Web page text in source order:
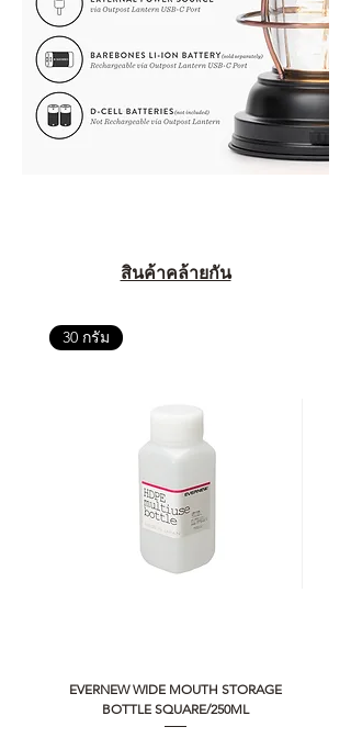
สินค้าคล้ายกัน
30 กรัม
EVERNEW WIDE MOUTH STORAGE
BOTTLE SQUARE/250ML